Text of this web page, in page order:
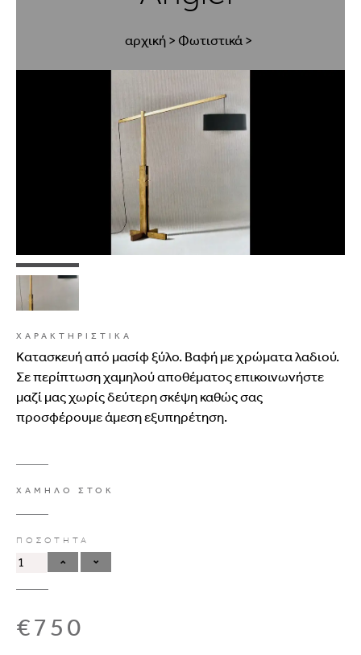
αρχική>Φωτιστικά>
ΧΑΡΑΚΤΗΡΙΣΤΙΚΑ
Κατασκευή από μασίφ ξύλο. Βαφή με χρώματα λαδιού.
Σε περίπτωση χαμηλού αποθέματος επικοινωνήστε
μαζί μας χωρίς δεύτερη σκέψη καθώς σας
προσφέρουμε άμεση εξυπηρέτηση.
ΧΑΜΗΛΟ ΣΤΟΚ
ΠΟΣΟΤΗΤΑ
€750